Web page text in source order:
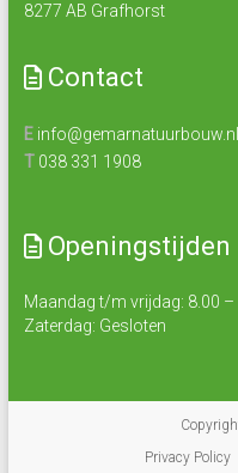
8277 AB Grafhorst
Contact
E info@gemarnatuurbouw.nl
T 038 331 1908
Openingstijden
Maandag t/m vrijdag: 8.00 –
Zaterdag: Gesloten
Privacy Policy